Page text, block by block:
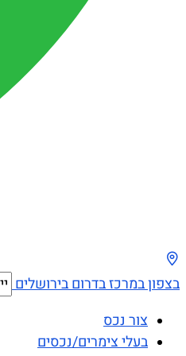
בצפוןבמרכזבדרוםבירושלים
צור נכס
בעלי צימרים/נכסים